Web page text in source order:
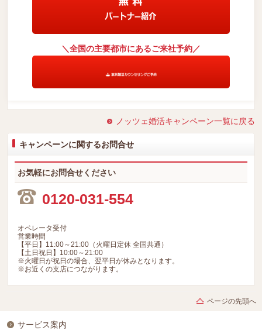
＼全国の主要都市にあるご来社予約／
ノッツェ婚活キャンペーン一覧に戻る
キャンペーンに関するお問合せ
お気軽にお問合せください
0120-031-554
オペレータ受付
営業時間
【平日】11:00～21:00（火曜日定休 全国共通）
【土日祝日】10:00～21:00
※火曜日が祝日の場合、翌平日が休みとなります。
※お近くの支店につながります。
ページの先頭へ
サービス案内